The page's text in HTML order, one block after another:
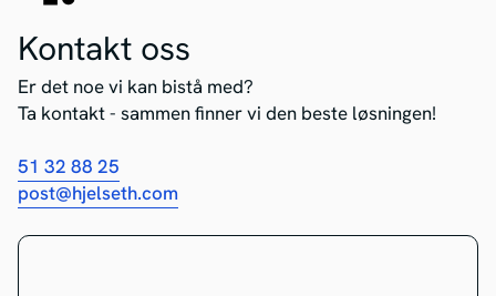
Kontakt oss
Er det noe vi kan bistå med?
Ta kontakt - sammen finner vi den beste løsningen!
51 32 88 25
post@hjelseth.com